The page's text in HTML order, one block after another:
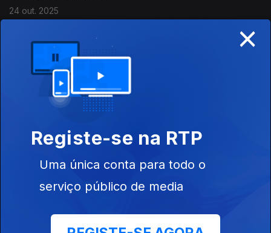
24 out. 2025
Explicações e Reflexões Autárquicas 2025.
Gaza incompreensível
17 out. 2025
Palestina tardou . ONU melhor juntos
26 set. 2025
×
Registe-se na RTP
Uma única conta para todo o
serviço público de media